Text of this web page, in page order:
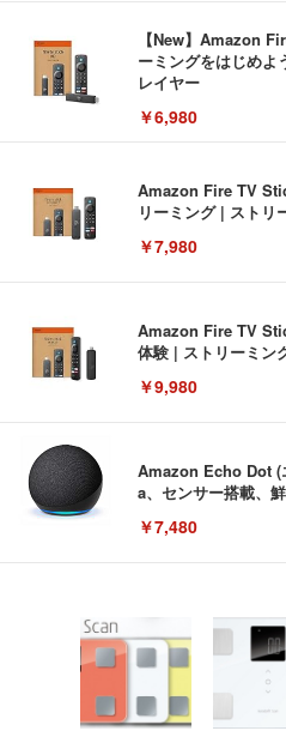
【New】Amazon
ーミングをはじめよ
レイヤー
￥6,980
Amazon Fire TV
リーミング | ストリ
￥7,980
Amazon Fire TV
体験 | ストリーミン
￥9,980
Amazon Echo Dot (
a、センサー搭載、
￥7,480
[EdoErgo] オフィス
い 跳ね上げ式アーム
キング pc 事務椅子
ン樹脂ベース 通気性
(黒網+黒枠+黒足)
￥5,699
EIZO ビジネス向け
EV3240X-WT | 31.5
イト
￥105,595
Amazonベーシック
回使い捨て 無香料
￥3,373